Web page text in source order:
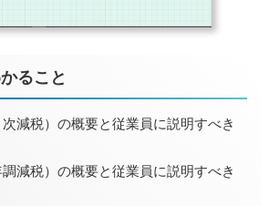
03-5575-5277
受付時間 9:30～18:30
ること
減税）の概要と従業員に説明すべき
減税）の概要と従業員に説明すべき